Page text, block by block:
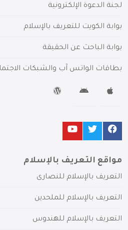
لجنة الدعوة الإلكترونية
بوابة الكويت للتعريف بالإسلام
بوابة الباحث عن الحقيقة
بطاقات الواتس آب والشبكات
مواقع التعريف بالإسلام
التعريف بالإسلام للنصارى
التعريف بالإسلام للملحدين
التعريف بالإسلام للهندوس